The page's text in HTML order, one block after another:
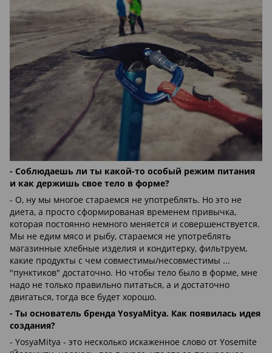
- Соблюдаешь ли ты какой-то особый режим питания
и как держишь свое тело в форме?
- О, ну мы многое стараемся не употреблять. Но это не
диета, а просто сформированая временем привычка,
которая постоянно немного меняется и совершенствуется.
Мы не едим мясо и рыбу, стараемся не употреблять
магазинные хлебные изделия и кондитерку, фильтруем,
какие продукты с чем совместимы/несовместимы ...
"пунктиков" достаточно. Но чтобы тело было в форме, мне
надо не только правильно питаться, а и достаточно
двигаться, тогда все будет хорошо.
- Ты основатель бренда YosyaMitya. Как появилась идея
создания?
- YosyaMitya - это несколько искаженное слово от Yosemite